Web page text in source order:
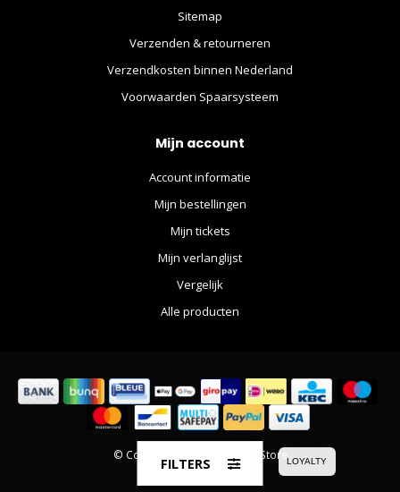
Sitemap
Verzenden & retourneren
Verzendkosten binnen Nederland
Voorwaarden Spaarsysteem
Mijn account
Account informatie
Mijn bestellingen
Mijn tickets
Mijn verlanglijst
Vergelijk
Alle producten
© Copyright 2026 The Movie Store
FILTERS LOYALTY